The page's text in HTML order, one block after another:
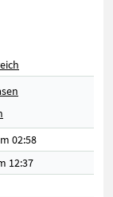
02:58
12:37